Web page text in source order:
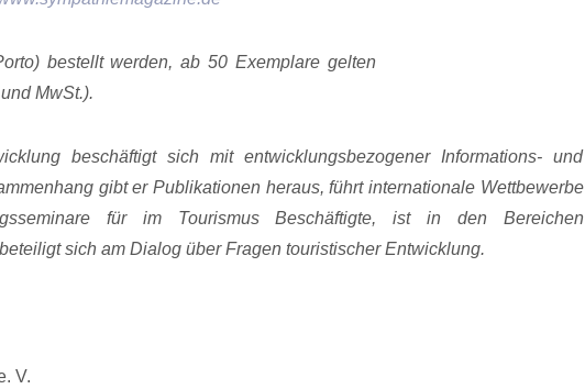
bestellt werden, ab 50 Exemplare gelten
MwSt.).
beschäftigt sich mit entwicklungsbezogener Informations- und
gibt er Publikationen heraus, führt internatio­nale Wettbewerbe
für im Tourismus Beschäftigte, ist in den Bereichen
sich am Dialog über Fragen touristi­scher Entwicklung.
V.